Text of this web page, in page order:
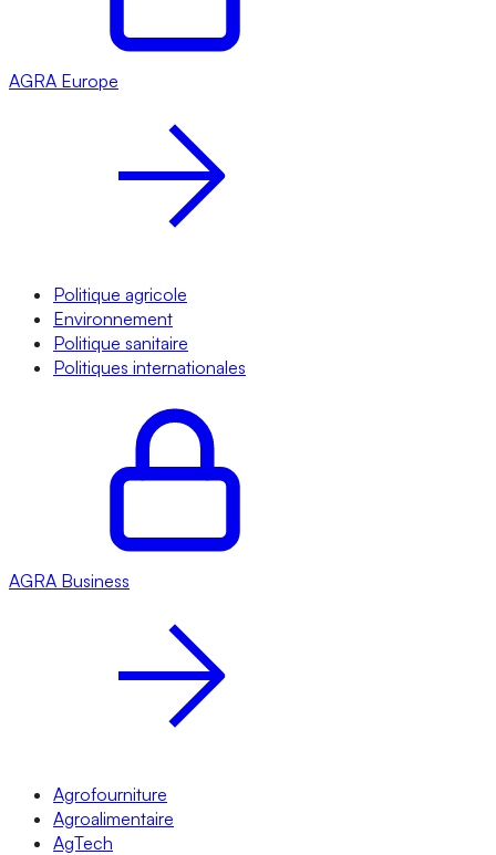
AGRA Europe
Politique agricole
Environnement
Politique sanitaire
Politiques internationales
AGRA Business
Agrofourniture
Agroalimentaire
AgTech